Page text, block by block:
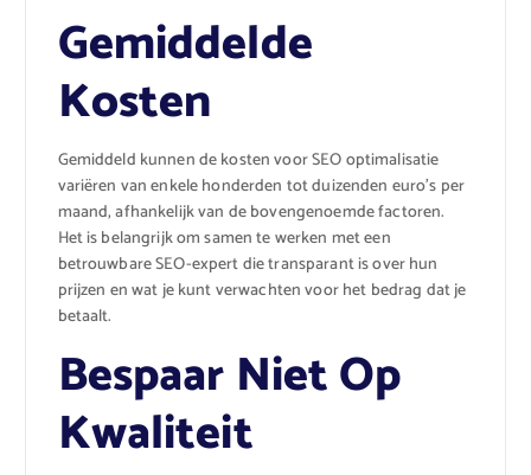
Gemiddelde
Kosten
Gemiddeld kunnen de kosten voor SEO optimalisatie
variëren van enkele honderden tot duizenden euro’s per
maand, afhankelijk van de bovengenoemde factoren.
Het is belangrijk om samen te werken met een
betrouwbare SEO-expert die transparant is over hun
prijzen en wat je kunt verwachten voor het bedrag dat je
betaalt.
Bespaar Niet Op
Kwaliteit